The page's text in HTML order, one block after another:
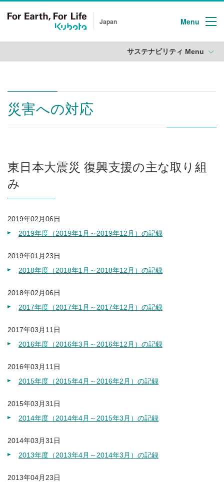
Japan Menu
災害への対応
東日本大震災 復興支援の主な取り組
み
2019年02月06日
2019年度（2019年1月～2019年12月）の記録
2019年01月23日
2018年度（2018年1月～2018年12月）の記録
2018年02月06日
2017年度（2017年1月～2017年12月）の記録
2017年03月11日
2016年度（2016年3月～2016年12月）の記録
2016年03月11日
2015年度（2015年4月～2016年2月）の記録
2015年03月31日
2014年度（2014年4月～2015年3月）の記録
2014年03月31日
2013年度（2013年4月～2014年3月）の記録
2013年04月23日
サステナビリティ Menu